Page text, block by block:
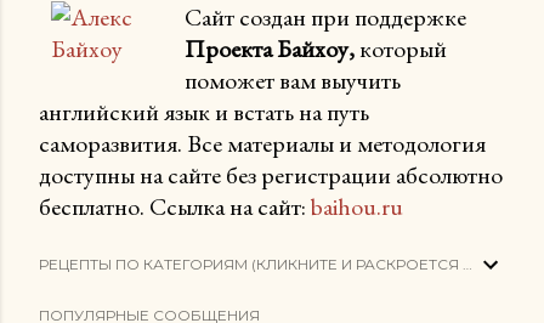
Сайт создан при поддержке
Проекта Байхоу,который
поможет вам выучить
английский язык и встать на путь
саморазвития. Все материалы и методология
доступны на сайте без регистрации абсолютно
бесплатно. Ссылка на сайт:baihou.ru
РЕЦЕПТЫ ПО КАТЕГОРИЯМ (КЛИКНИТЕ И РАСКРОЕТСЯ СПИСОК)
ПОПУЛЯРНЫЕ СООБЩЕНИЯ